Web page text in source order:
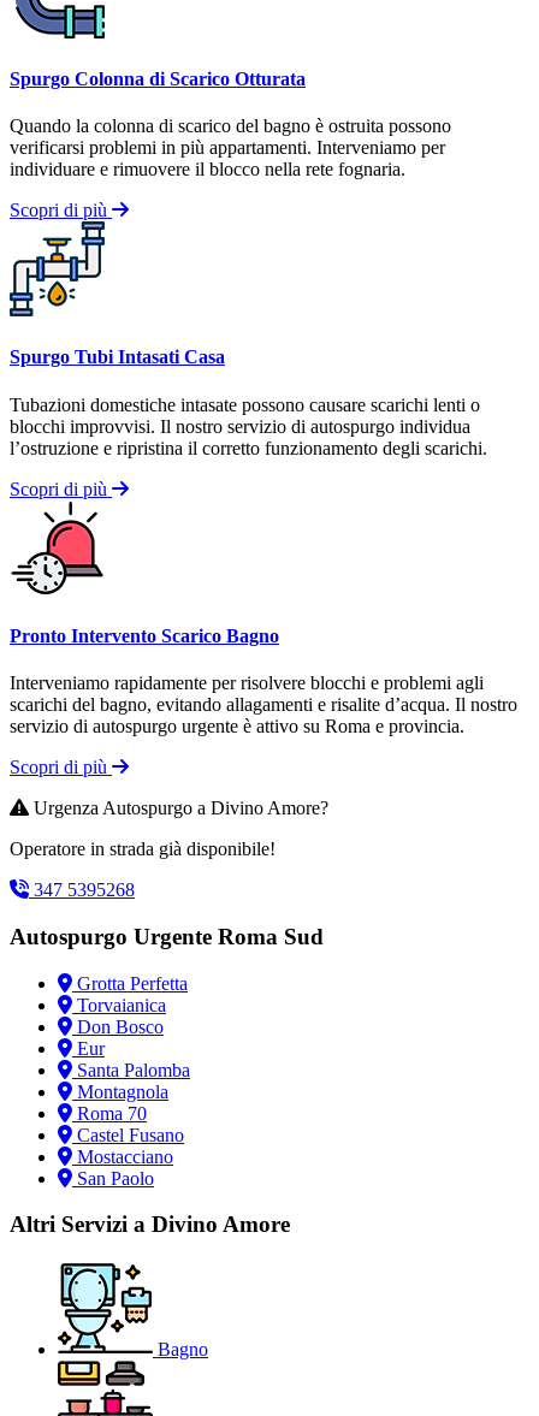
Spurgo Colonna di Scarico Otturata
Quando la colonna di scarico del bagno è ostruita possono
verificarsi problemi in più appartamenti. Interveniamo per
individuare e rimuovere il blocco nella rete fognaria.
Scopri di più
Spurgo Tubi Intasati Casa
Tubazioni domestiche intasate possono causare scarichi lenti o
blocchi improvvisi. Il nostro servizio di autospurgo individua
l’ostruzione e ripristina il corretto funzionamento degli scarichi.
Scopri di più
Pronto Intervento Scarico Bagno
Interveniamo rapidamente per risolvere blocchi e problemi agli
scarichi del bagno, evitando allagamenti e risalite d’acqua. Il nostro
servizio di autospurgo urgente è attivo su Roma e provincia.
Scopri di più
Urgenza Autospurgo a Divino Amore?
Operatore in strada già disponibile!
347 5395268
Autospurgo Urgente Roma Sud
Grotta Perfetta
Torvaianica
Don Bosco
Eur
Santa Palomba
Montagnola
Roma 70
Castel Fusano
Mostacciano
San Paolo
Altri Servizi a Divino Amore
Bagno